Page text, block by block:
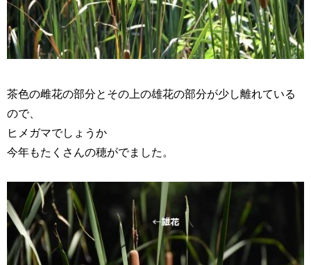
茶色の雌花の部分とその上の雄花の部分が少し離れている
ので、
ヒメガマでしょうか
今年もたくさんの穂がでました。